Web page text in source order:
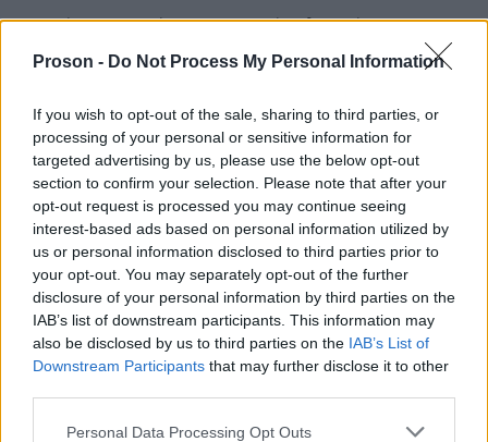
Proson - Do Not Process My Personal Information
If you wish to opt-out of the sale, sharing to third parties, or
processing of your personal or sensitive information for
targeted advertising by us, please use the below opt-out
section to confirm your selection. Please note that after your
opt-out request is processed you may continue seeing
interest-based ads based on personal information utilized by
us or personal information disclosed to third parties prior to
your opt-out. You may separately opt-out of the further
disclosure of your personal information by third parties on the
IAB’s list of downstream participants. This information may
also be disclosed by us to third parties on the IAB’s List of
Downstream Participants that may further disclose it to other
Please note that this website/app uses one or more Google
Personal Data Processing Opt Outs
Σωστή εφαρμογή της ψηφιακής πλατφόρμας για τις
συμβάσεις των Ε.Ι.Χ. και δημιουργία μητρώου για τα
σύμβασης των Ε.Ι.Χ κατά 33%.
Ξεκάθαρος και χωρίς γκρίζες ζώνες διαχωρισμός
των υπηρεσιών που παρέχει το Ταξί και το
ενοικιαζόμενο αυτοκίνητο με οδηγό. Αστική
μεταφορά κάνουν μόνο τα ταξί. Με το ταξί ο επιβάτης
κάνει αστική μεταφορά. Με το Ε.Ι.Χ αγοράζει χρόνο
για την μετακίνησή του. Η μεταφορά από ένα σημείο
Α προς ένα σημείο Β είναι έργο που ανήκει στο ταξί.
Καμία ανοχή σε παρερμηνείες σαν αυτές που
επιχείρησε ο πρώην υφυπουργός Μιχάλης